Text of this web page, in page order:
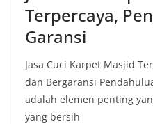
Terpercaya,
Garansi
Jasa Cuci Karpet Masjid
dan Bergaransi
adalah elemen penting
yang bersih